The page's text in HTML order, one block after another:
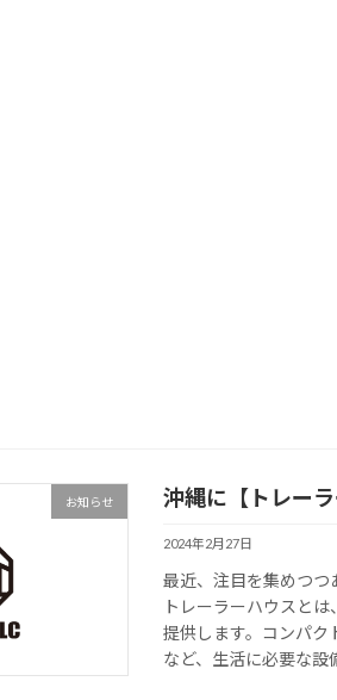
お知らせ 沖縄に【トレー
2024年2月27日
最近、注目を集めつつ
トレーラーハウスと
提供します。コンパク
など、生活に必要な設